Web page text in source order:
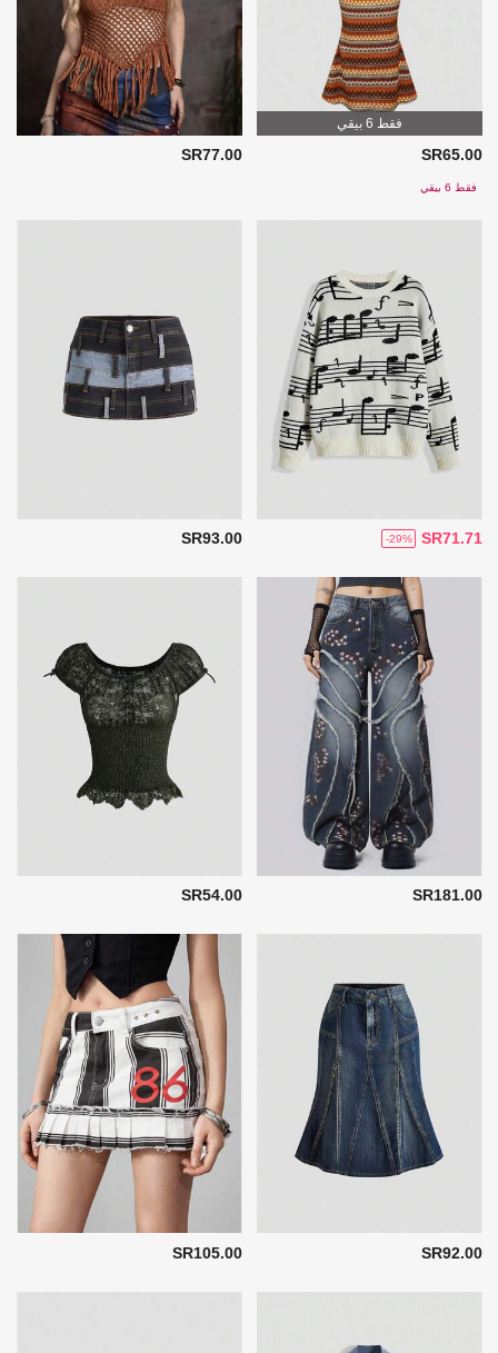
فقط 6 بيقي
SR65.00
فقط 6 بيقي
SR77.00
SR71.71
-29%
SR93.00
SR181.00
SR54.00
SR92.00
SR105.00